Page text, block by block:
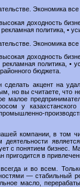
Экономика
доходность
политика, •
Экономика
доходность
политика, •
бюджета.
сделать акцент на
но вы считаете, что
малое
у
компании, в том
с понятием бизнес.
пригодится в
и во всем.
— стабильный
масло,